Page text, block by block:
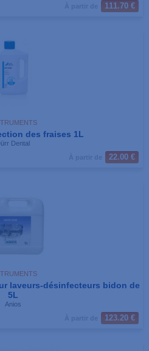
111.70 €
des fraises 1L
Dental
22.00 €
laveurs-désinfecteurs bidon de
5L
Anios
123.20 €